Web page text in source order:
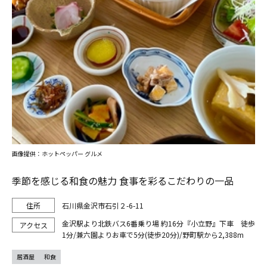
季節を感じる和食の魅力 食事を彩るこだわりの一品
石川県金沢市石引２-6-11
金沢駅より北鉄バス6番乗り場 約16分『小立野』下車 徒歩
1分/兼六園よりお車で5分(徒歩20分)/野町駅から2,388m
画像提供：ホットペッパー グルメ
居酒屋 和食